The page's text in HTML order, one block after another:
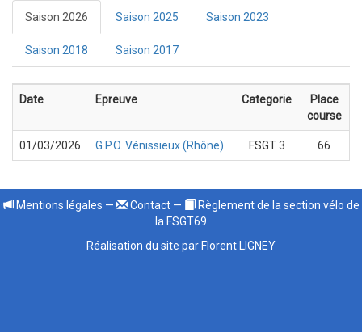
Saison 2026 Saison 2025 Saison 2023
Saison 2018 Saison 2017
Date Epreuve Categorie
Place
course
01/03/2026 G.P.O. Vénissieux (Rhône) FSGT 3 66
Mentions légales — Contact —
Règlement de la section vélo de
la FSGT69
Réalisation du site par Florent LIGNEY